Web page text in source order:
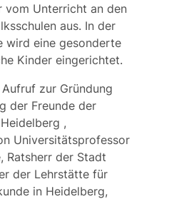
vom Unterricht an den
aus. In der
wird eine gesonderte
Kinder eingerichtet.
Aufruf zur Gründung
der Freunde der
,
Universitätsprofessor
Ratsherr der Stadt
der Lehrstätte für
in Heidelberg,